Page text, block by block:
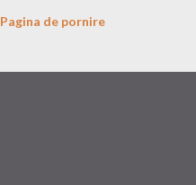
Pagina de pornire